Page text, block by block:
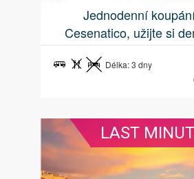
Jednodenní
Cesenatico, užijte si
Délka: 3 dny
LAST